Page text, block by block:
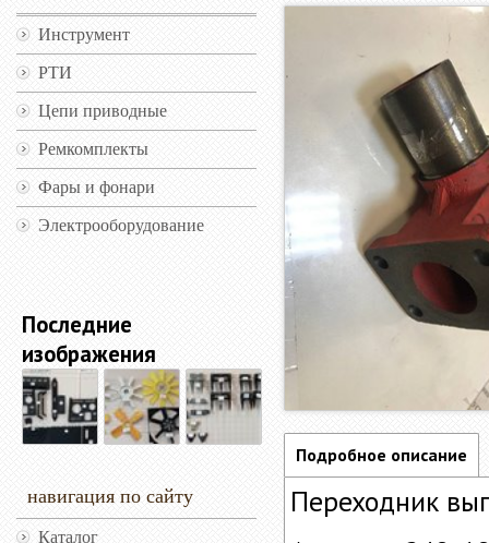
Инструмент
РТИ
Цепи приводные
Ремкомплекты
Фары и фонари
Электрооборудование
Последние
изображения
навигация по сайту
Каталог
Подробное описание
Переходник